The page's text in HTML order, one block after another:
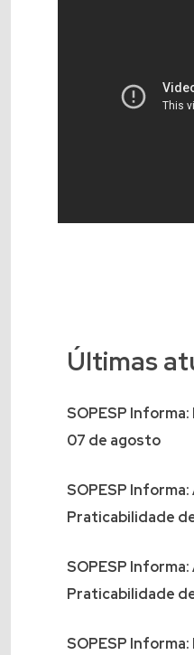
Últimas
SOPESP
07 de agosto
SOPESP
Praticabilidade
SOPESP
Praticabilidade
SOPESP